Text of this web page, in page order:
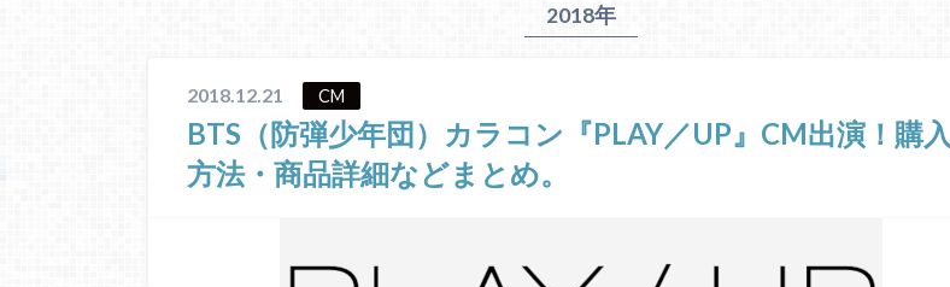
2018年
2018.12.21 CM
BTS（防弾少年団）カラコン『PLAY／UP』CM出演！購入
方法・商品詳細などまとめ。